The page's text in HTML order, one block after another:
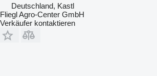
Deutschland, Kastl
Fliegl Agro-Center GmbH
Verkäufer kontaktieren